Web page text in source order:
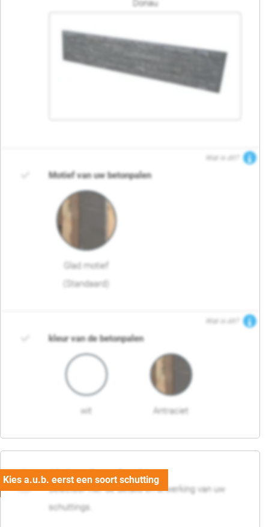
Donau
Wat is dit?
Motief van uw betonpalen
Glad motief
(Standaard)
Wat is dit?
kleur van de betonpalen
wit Antraciet
03. Detail en afwerking
Selecteer hier de details en afwerking van uw
schuttings.